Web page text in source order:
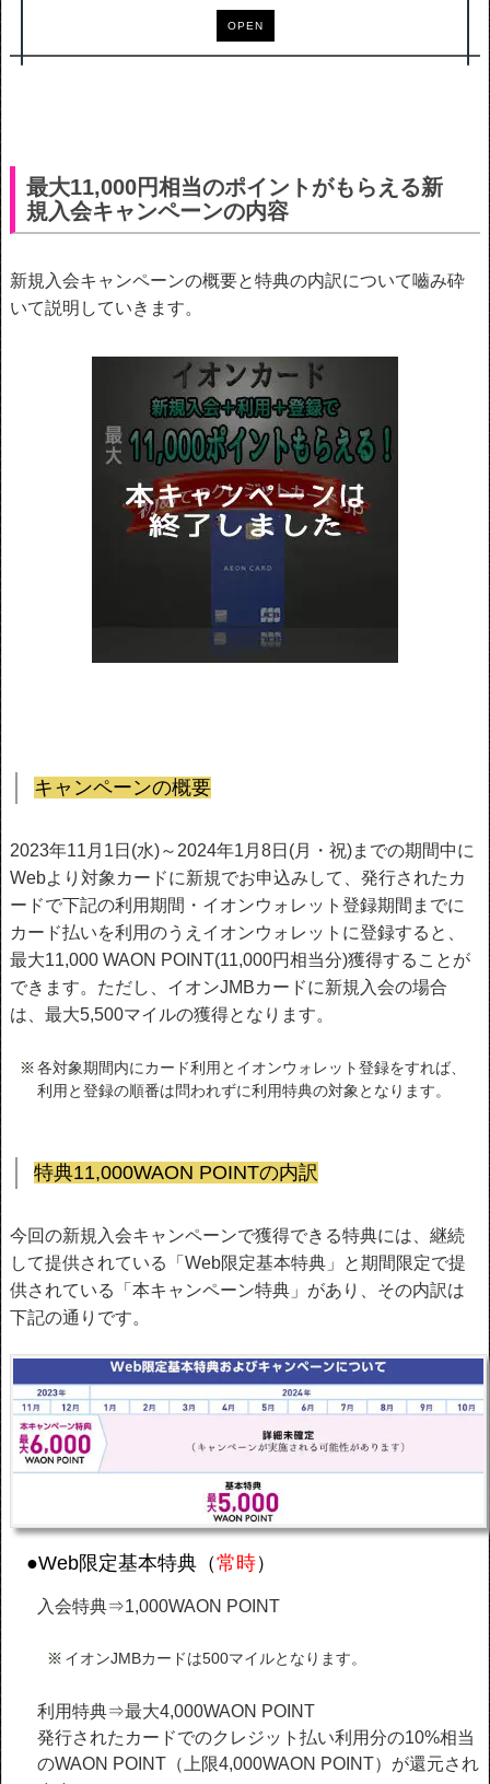
OPEN
最大11,000円相当のポイントがもらえる新
規入会キャンペーンの内容
新規入会キャンペーンの概要と特典の内訳について嚙み砕
いて説明していきます。
キャンペーンの概要
2023年11月1日(水)～2024年1月8日(月・祝)までの期間中に
Webより対象カードに新規でお申込みして、発行されたカ
ードで下記の利用期間・イオンウォレット登録期間までに
カード払いを利用のうえイオンウォレットに登録すると、
最大11,000 WAON POINT(11,000円相当分)獲得することが
できます。ただし、イオンJMBカードに新規入会の場合
は、最大5,500マイルの獲得となります。
各対象期間内にカード利用とイオンウォレット登録をすれば、
利用と登録の順番は問われずに利用特典の対象となります。
特典11,000WAON POINTの内訳
今回の新規入会キャンペーンで獲得できる特典には、継続
して提供されている「Web限定基本特典」と期間限定で提
供されている「本キャンペーン特典」があり、その内訳は
下記の通りです。
●Web限定基本特典（常時）
入会特典⇒1,000WAON POINT
イオンJMBカードは500マイルとなります。
利用特典⇒最大4,000WAON POINT
発行されたカードでのクレジット払い利用分の10%相当
のWAON POINT（上限4,000WAON POINT）が還元され